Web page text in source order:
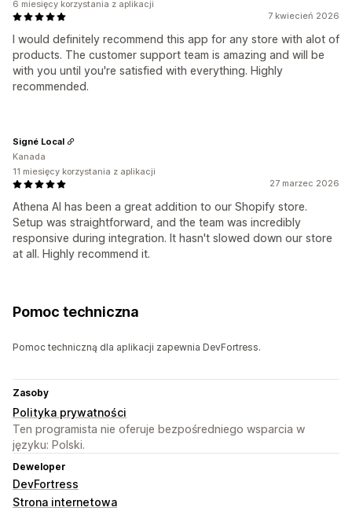
7 kwiecień 2026
I would definitely recommend this app for any store with alot of
products. The customer support team is amazing and will be
with you until you're satisfied with everything. Highly
recommended.
6 miesięcy korzystania z aplikacji
27 marzec 2026
Athena AI has been a great addition to our Shopify store.
Setup was straightforward, and the team was incredibly
responsive during integration. It hasn't slowed down our store
at all. Highly recommend it.
Signé Local
Kanada
11 miesięcy korzystania z aplikacji
Pomoc techniczna
Pomoc techniczną dla aplikacji zapewnia DevFortress.
Zasoby
Polityka prywatności
Ten programista nie oferuje bezpośredniego wsparcia w
języku: Polski.
Deweloper
DevFortress
Strona internetowa